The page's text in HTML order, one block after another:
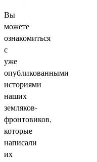
Вы
можете
ознакомиться
с
уже
опубликованными
историями
наших
земляков-
фронтовиков,
которые
написали
их